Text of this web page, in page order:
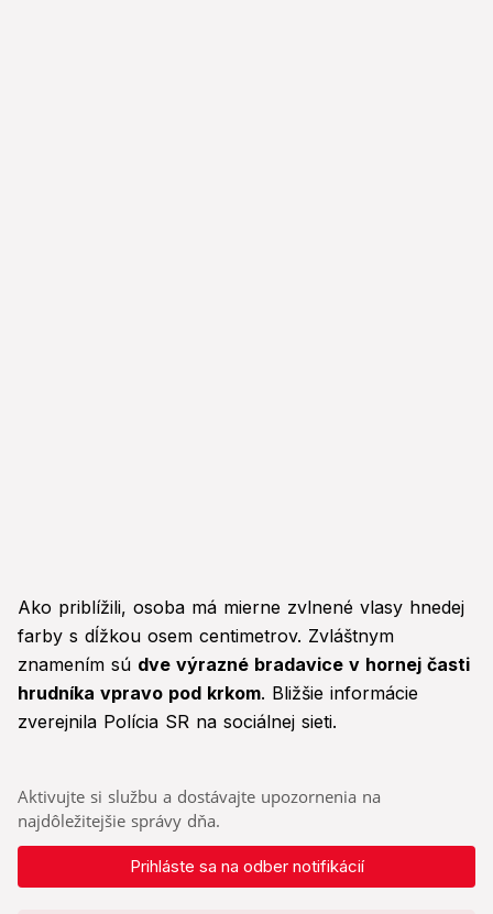
Ako priblížili, osoba má mierne zvlnené vlasy hnedej
farby s dĺžkou osem centimetrov. Zvláštnym
znamením sú dve výrazné bradavice v hornej časti
hrudníka vpravo pod krkom. Bližšie informácie
zverejnila Polícia SR na sociálnej sieti.
Aktivujte si službu a dostávajte upozornenia na
najdôležitejšie správy dňa.
Prihláste sa na odber notifikácií